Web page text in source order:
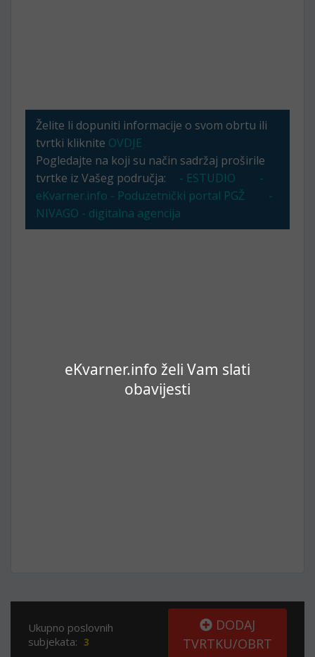
eKvarner.info želi Vam slati
obavijesti
Želite li dopuniti informacije o svom obrtu ili
tvrtki kliknite OVDJE
Pogledajte na koji su način sadržaj proširile
tvrtke iz Vašeg područja:
- ESTUDIO
-
eKvarner.info - Poduzetnički portal PGŽ
-
NIVAGO - digitalna agencija
Ukupno poslovnih
subjekata: 3
DODAJ
TVRTKU/OBRT